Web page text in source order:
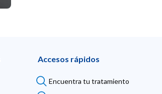
Accesos rápidos
Encuentra tu tratamiento